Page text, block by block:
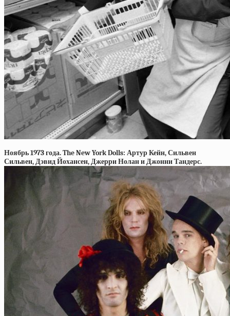
Ноябрь 1973 года. The New York Dolls: Артур Кейн, Сильвен
Сильвен, Дэвид Йохансен, Джерри Нолан и Джонни Тандерс.